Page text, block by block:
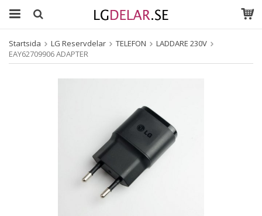
Startsida LG Reservdelar TELEFON
LADDARE 230V
EAY62709906 ADAPTER